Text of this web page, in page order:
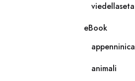
viedellaseta
eBook
appenninica
animali